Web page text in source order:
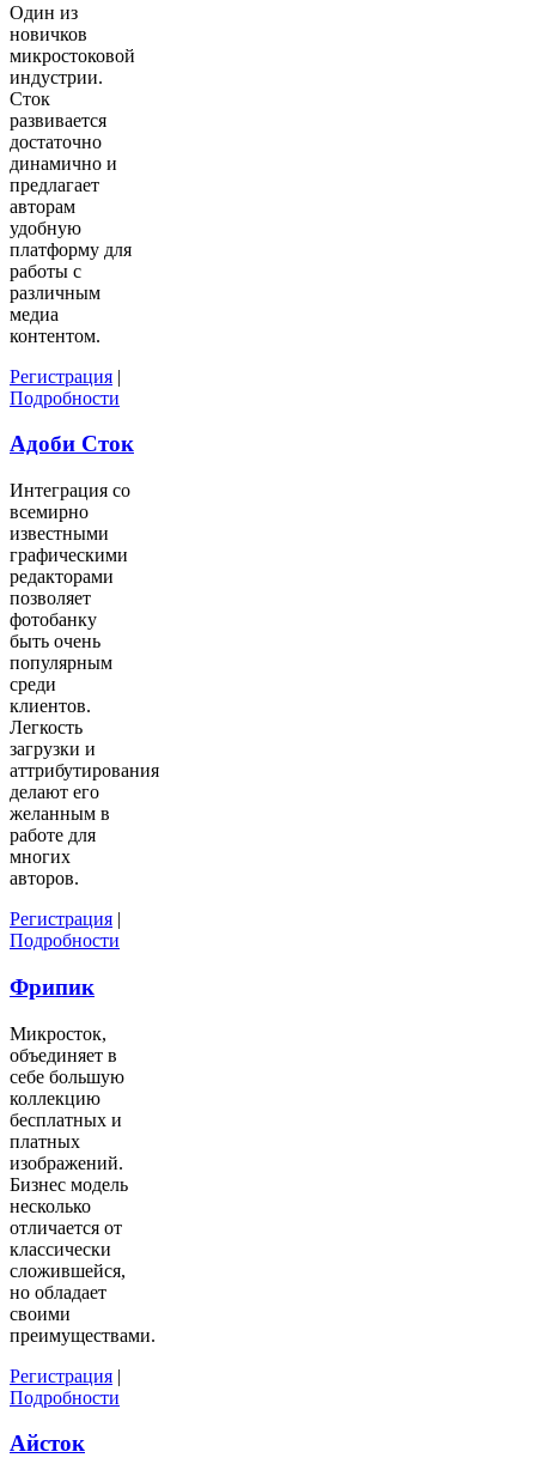
Один из
новичков
микростоковой
индустрии.
Сток
развивается
достаточно
динамично и
предлагает
авторам
удобную
платформу для
работы с
различным
медиа
контентом.
Регистрация |
Подробности
Адоби Сток
Интеграция со
всемирно
известными
графическими
редакторами
позволяет
фотобанку
быть очень
популярным
среди
клиентов.
Легкость
загрузки и
аттрибутирования
делают его
желанным в
работе для
многих
авторов.
Регистрация |
Подробности
Фрипик
Микросток,
объединяет в
себе большую
коллекцию
бесплатных и
платных
изображений.
Бизнес модель
несколько
отличается от
классически
сложившейся,
но обладает
своими
преимуществами.
Регистрация |
Подробности
Айсток